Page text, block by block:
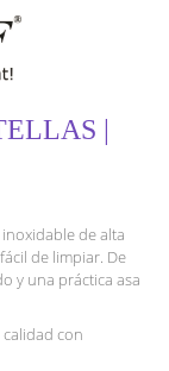
|
de alta
de limpiar. De
y una práctica asa
con